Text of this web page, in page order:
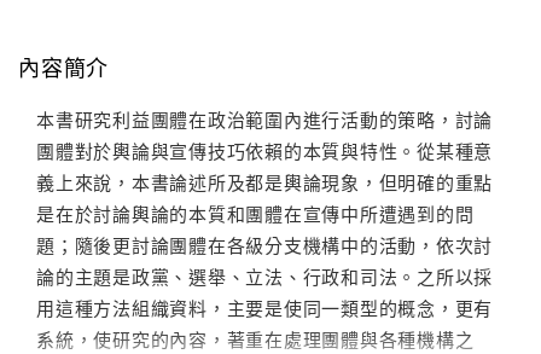
內容簡介
本書研究利益團體在政治範圍內進行活動的策略，討論
團體對於輿論與宣傳技巧依賴的本質與特性。從某種意
義上來說，本書論述所及都是輿論現象，但明確的重點
是在於討論輿論的本質和團體在宣傳中所遭遇到的問
題；隨後更討論團體在各級分支機構中的活動，依次討
論的主題是政黨、選舉、立法、行政和司法。之所以採
用這種方法組織資料，主要是使同一類型的概念，更有
系統，使研究的內容，著重在處理團體與各種機構之